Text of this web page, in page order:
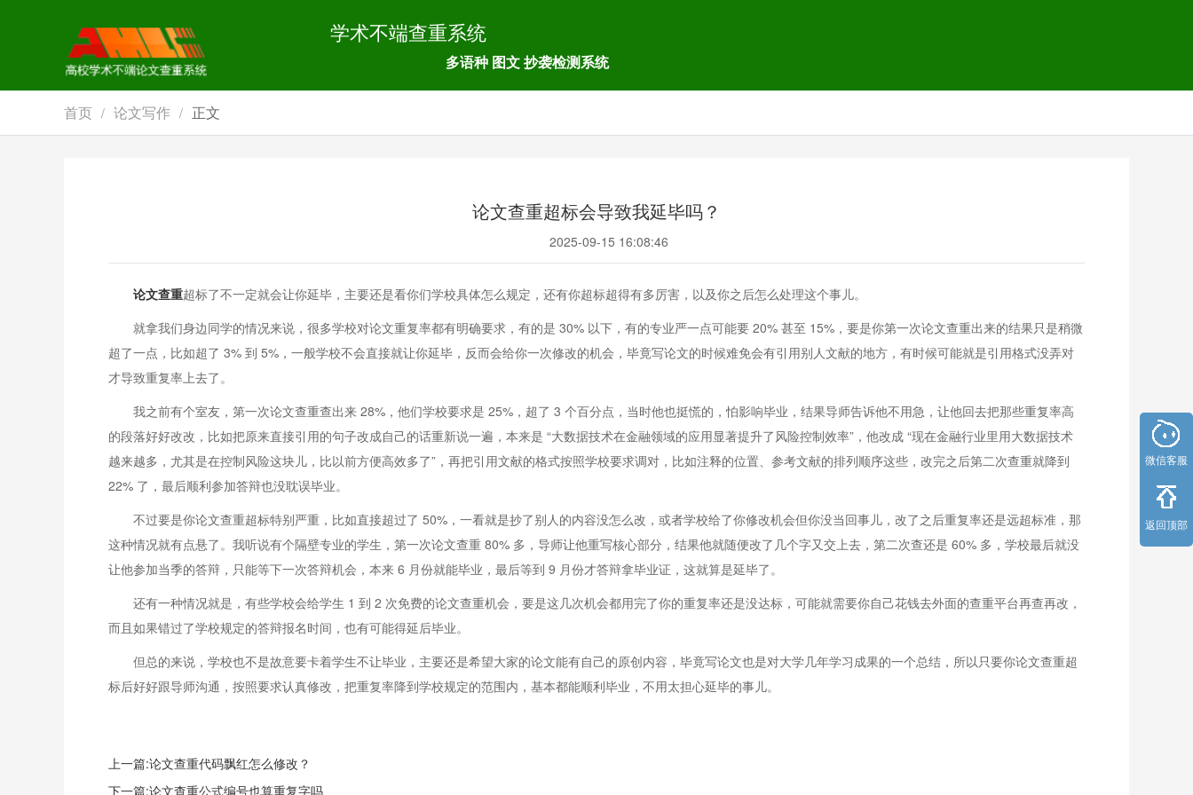
学术不端查重系统
多语种 图文 抄袭检测系统
首页 / 论文写作 / 正文
论文查重超标会导致我延毕吗？
2025-09-15 16:08:46
论文查重超标了不一定就会让你延毕，主要还是看你们学校具体怎么规定，还有你超标超得有多厉害，以及你之后怎么处理这个事儿。
就拿我们身边同学的情况来说，很多学校对论文重复率都有明确要求，有的是 30% 以下，有的专业严一点可能要 20% 甚至 15%，要是你第一次论文查重出来的结果只是稍微
超了一点，比如超了 3% 到 5%，一般学校不会直接就让你延毕，反而会给你一次修改的机会，毕竟写论文的时候难免会有引用别人文献的地方，有时候可能就是引用格式没弄对
才导致重复率上去了。
我之前有个室友，第一次论文查重查出来 28%，他们学校要求是 25%，超了 3 个百分点，当时他也挺慌的，怕影响毕业，结果导师告诉他不用急，让他回去把那些重复率高
的段落好好改改，比如把原来直接引用的句子改成自己的话重新说一遍，本来是 “大数据技术在金融领域的应用显著提升了风险控制效率”，他改成 “现在金融行业里用大数据技术
越来越多，尤其是在控制风险这块儿，比以前方便高效多了”，再把引用文献的格式按照学校要求调对，比如注释的位置、参考文献的排列顺序这些，改完之后第二次查重就降到
22% 了，最后顺利参加答辩也没耽误毕业。
不过要是你论文查重超标特别严重，比如直接超过了 50%，一看就是抄了别人的内容没怎么改，或者学校给了你修改机会但你没当回事儿，改了之后重复率还是远超标准，那
这种情况就有点悬了。我听说有个隔壁专业的学生，第一次论文查重 80% 多，导师让他重写核心部分，结果他就随便改了几个字又交上去，第二次查还是 60% 多，学校最后就没
让他参加当季的答辩，只能等下一次答辩机会，本来 6 月份就能毕业，最后等到 9 月份才答辩拿毕业证，这就算是延毕了。
还有一种情况就是，有些学校会给学生 1 到 2 次免费的论文查重机会，要是这几次机会都用完了你的重复率还是没达标，可能就需要你自己花钱去外面的查重平台再查再改，
而且如果错过了学校规定的答辩报名时间，也有可能得延后毕业。
但总的来说，学校也不是故意要卡着学生不让毕业，主要还是希望大家的论文能有自己的原创内容，毕竟写论文也是对大学几年学习成果的一个总结，所以只要你论文查重超
标后好好跟导师沟通，按照要求认真修改，把重复率降到学校规定的范围内，基本都能顺利毕业，不用太担心延毕的事儿。
上一篇:论文查重代码飘红怎么修改？
下一篇:论文查重公式编号也算重复字吗
微信客服
返回顶部